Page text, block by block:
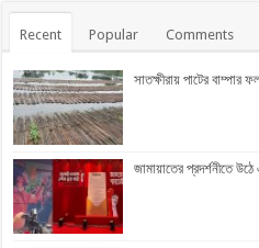
Recent Popular Comments
সাতক্ষীরায় পাটের
জামায়াতের প্রদর্শনীতে